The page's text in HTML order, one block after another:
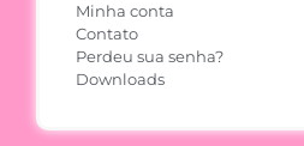
Minha conta
Contato
Perdeu sua senha?
Downloads